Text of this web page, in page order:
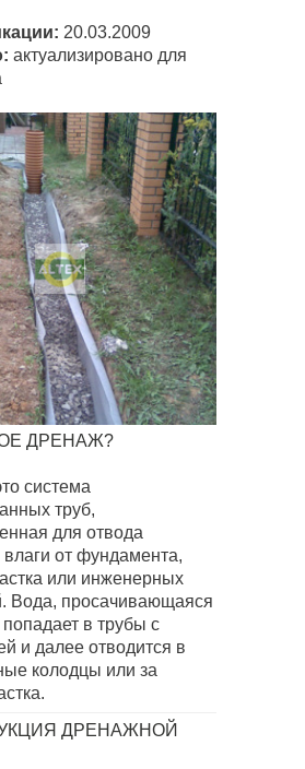
20.03.2009
актуализировано для
ДРЕНАЖ?
система
труб,
для отвода
от фундамента,
или инженерных
Вода, просачивающаяся
попадает в трубы с
и далее отводится в
колодцы или за
ДРЕНАЖНОЙ